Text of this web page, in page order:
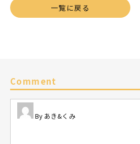
一覧に戻る
Comment
あき&くみ